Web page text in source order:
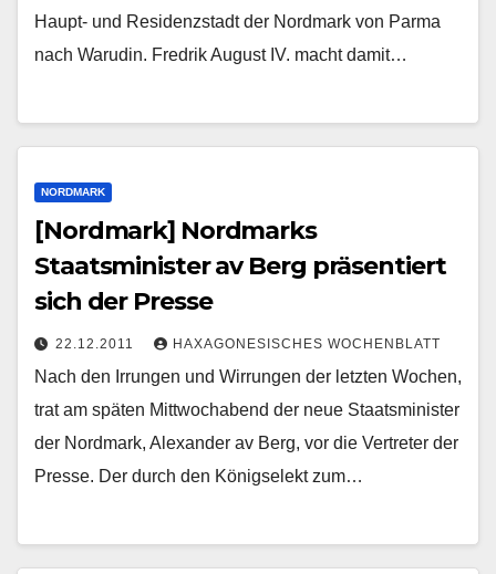
Haupt- und Residenzstadt der Nordmark von Parma
nach Warudin. Fredrik August IV. macht damit…
NORDMARK
[Nordmark] Nordmarks
Staatsminister av Berg präsentiert
sich der Presse
22.12.2011 HAXAGONESISCHES WOCHENBLATT
Nach den Irrungen und Wirrungen der letzten Wochen,
trat am späten Mittwochabend der neue Staatsminister
der Nordmark, Alexander av Berg, vor die Vertreter der
Presse. Der durch den Königselekt zum…